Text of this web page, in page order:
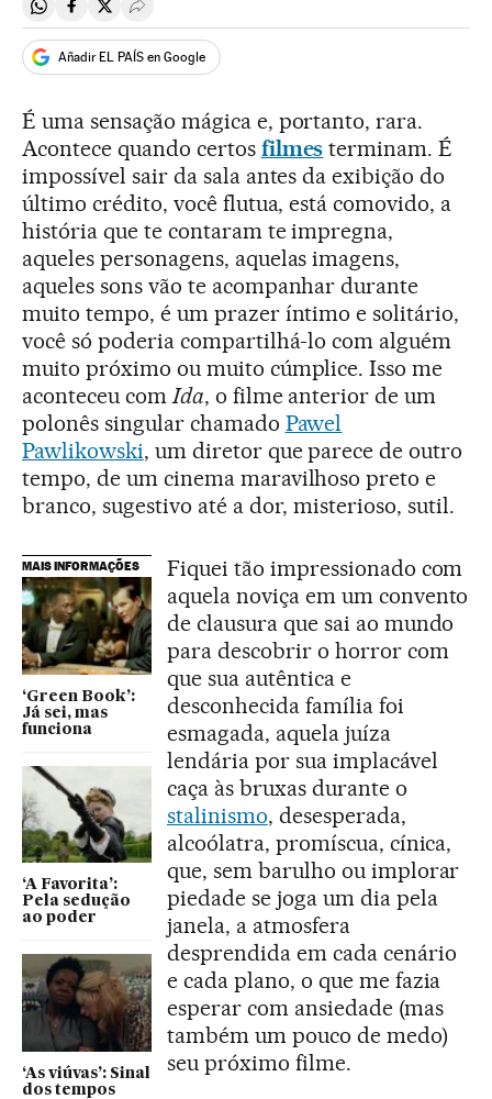
Compartir en Whatsapp
Compartir en Facebook
Compartir en Twitter
Desplegar Redes Sociales
Añadir EL PAÍS en Google
É uma sensação mágica e, portanto, rara.
Acontece quando certos filmes terminam. É
impossível sair da sala antes da exibição do
último crédito, você flutua, está comovido, a
história que te contaram te impregna,
aqueles personagens, aquelas imagens,
aqueles sons vão te acompanhar durante
muito tempo, é um prazer íntimo e solitário,
você só poderia compartilhá-lo com alguém
muito próximo ou muito cúmplice. Isso me
aconteceu comIda, o filme anterior de um
polonês singular chamado Pawel
Pawlikowski, um diretor que parece de outro
tempo, de um cinema maravilhoso preto e
branco, sugestivo até a dor, misterioso, sutil.
MAIS INFORMAÇÕES
‘Green Book’:
Já sei, mas
funciona
‘A Favorita’:
Pela sedução
ao poder
‘As viúvas’: Sinal
dos tempos
Fiquei tão impressionado com
aquela noviça em um convento
de clausura que sai ao mundo
para descobrir o horror com
que sua autêntica e
desconhecida família foi
esmagada, aquela juíza
lendária por sua implacável
caça às bruxas durante o
stalinismo, desesperada,
alcoólatra, promíscua, cínica,
que, sem barulho ou implorar
piedade se joga um dia pela
janela, a atmosfera
desprendida em cada cenário
e cada plano, o que me fazia
esperar com ansiedade (mas
também um pouco de medo)
seu próximo filme.